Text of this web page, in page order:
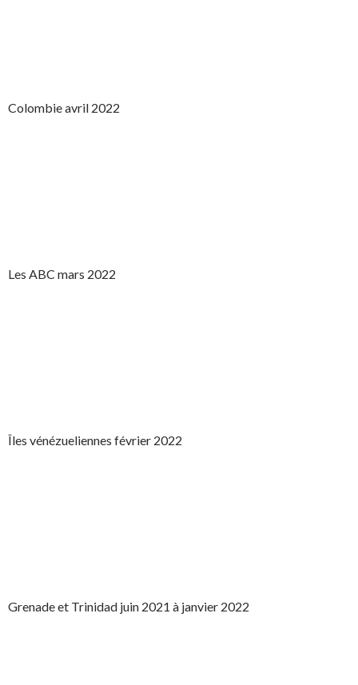
Colombie avril 2022
Les ABC mars 2022
Îles vénézueliennes février 2022
Grenade et Trinidad juin 2021 à janvier 2022